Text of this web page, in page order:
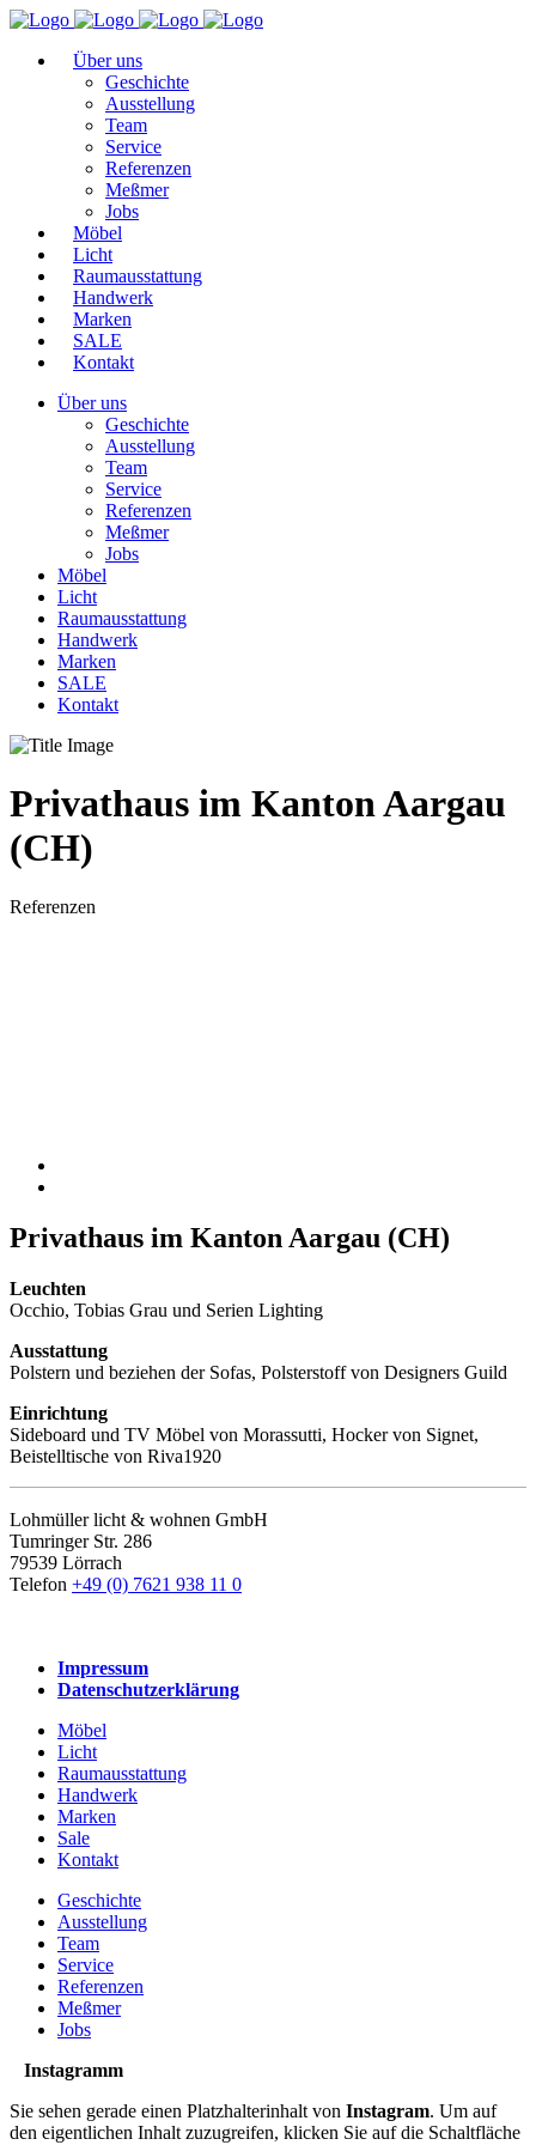
Über uns
Geschichte
Ausstellung
Team
Service
Referenzen
Meßmer
Jobs
Möbel
Licht
Raumausstattung
Handwerk
Marken
SALE
Kontakt
Über uns
Geschichte
Ausstellung
Team
Service
Referenzen
Meßmer
Jobs
Möbel
Licht
Raumausstattung
Handwerk
Marken
SALE
Kontakt
Privathaus im Kanton Aargau
(CH)
Referenzen
Privathaus im Kanton Aargau (CH)
Leuchten
Occhio, Tobias Grau und Serien Lighting
Ausstattung
Polstern und beziehen der Sofas, Polsterstoff von Designers Guild
Einrichtung
Sideboard und TV Möbel von Morassutti, Hocker von Signet,
Beistelltische von Riva1920
Lohmüller licht & wohnen GmbH
Tumringer Str. 286
79539 Lörrach
Telefon +49 (0) 7621 938 11 0
Impressum
Datenschutzerklärung
Möbel
Licht
Raumausstattung
Handwerk
Marken
Sale
Kontakt
Geschichte
Ausstellung
Team
Service
Referenzen
Meßmer
Jobs
Instagramm
Sie sehen gerade einen Platzhalterinhalt von Instagram. Um auf
den eigentlichen Inhalt zuzugreifen, klicken Sie auf die Schaltfläche